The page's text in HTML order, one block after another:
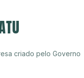
criado pelo Governo